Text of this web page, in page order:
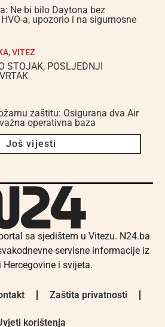
Ne bi bilo Daytona bez
a, upozorio i na sigurnosne
,VITEZ
STOJAK, POSLJEDNJI
zaštitu: Osigurana dva Air
operativna baza
Još vijesti
sa sjedištem u Vitezu. N24.ba
servisne informacije iz
Hercegovine i svijeta.
Zaštita privatnosti
korištenja